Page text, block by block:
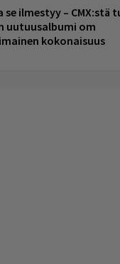
se ilmestyy – CMX:stä
uutuusalbumi om
kokonaisuus